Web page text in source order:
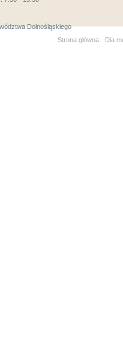
Dolnośląskiego
Strona główna
Dla